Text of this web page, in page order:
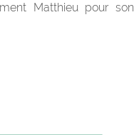
Matthieu pour son